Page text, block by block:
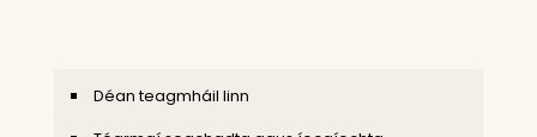
Déan teagmháil linn